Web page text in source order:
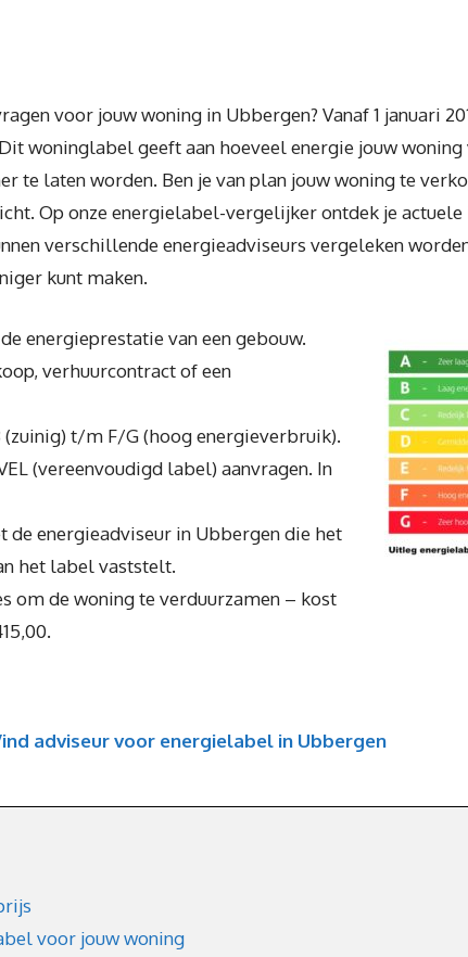
voor jouw woning in Ubbergen? Vanaf 1 januari
woninglabel geeft aan hoeveel energie jouw
te laten worden. Ben je van plan jouw woning te
Op onze energielabel-vergelijker ontdek je
verschillende energieadviseurs vergeleken
kunt maken.
energieprestatie van een gebouw.
verhuurcontract of een
t/m F/G (hoog energieverbruik).
(vereenvoudigd label) aanvragen. In
de energieadviseur in Ubbergen die het
het label vaststelt.
om de woning te verduurzamen – kost
adviseur voor energielabel in Ubbergen
voor jouw woning